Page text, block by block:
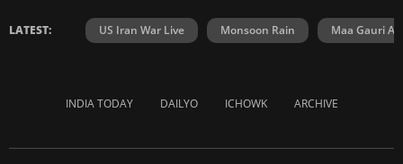
LATEST: US Iran War Live Monsoon Rain Maa Gauri
INDIA TODAY DAILYO ICHOWK ARCHIVE